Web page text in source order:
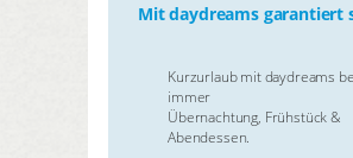
Mit daydreams garantiert
Kurzurlaub mit daydreams
immer
Übernachtung, Frühstück &
Abendessen.